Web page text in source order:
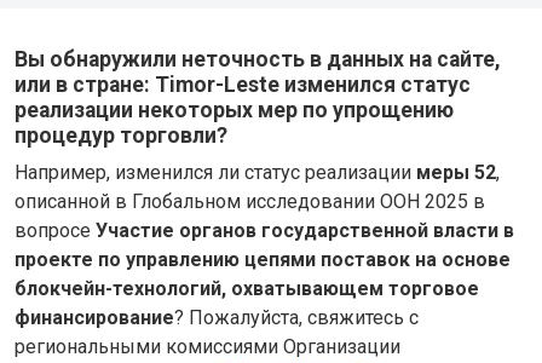
Вы обнаружили неточность в данных на сайте,
или в стране: Timor-Leste изменился статус
реализации некоторых мер по упрощению
процедур торговли?
Например, изменился ли статус реализации меры 52,
описанной в Глобальном исследовании ООН 2025 в
вопросе Участие органов государственной власти в
проекте по управлению цепями поставок на основе
блокчейн-технологий, охватывающем торговое
финансирование? Пожалуйста, свяжитесь с
региональными комиссиями Организации